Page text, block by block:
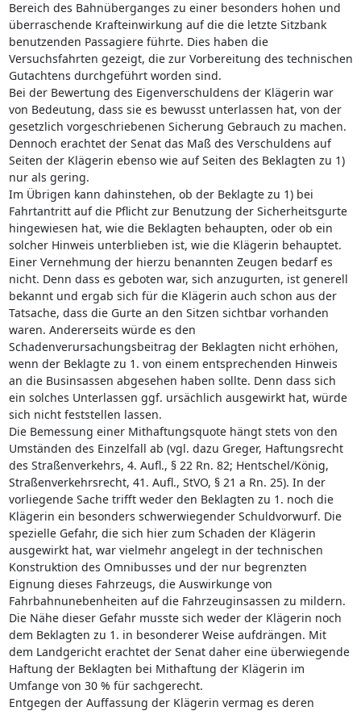
Bereich des Bahnüberganges zu einer besonders hohen und
überraschende Krafteinwirkung auf die die letzte Sitzbank
benutzenden Passagiere führte. Dies haben die
Versuchsfahrten gezeigt, die zur Vorbereitung des technischen
Gutachtens durchgeführt worden sind.
Bei der Bewertung des Eigenverschuldens der Klägerin war
von Bedeutung, dass sie es bewusst unterlassen hat, von der
gesetzlich vorgeschriebenen Sicherung Gebrauch zu machen.
Dennoch erachtet der Senat das Maß des Verschuldens auf
Seiten der Klägerin ebenso wie auf Seiten des Beklagten zu 1)
nur als gering.
Im Übrigen kann dahinstehen, ob der Beklagte zu 1) bei
Fahrtantritt auf die Pflicht zur Benutzung der Sicherheitsgurte
hingewiesen hat, wie die Beklagten behaupten, oder ob ein
solcher Hinweis unterblieben ist, wie die Klägerin behauptet.
Einer Vernehmung der hierzu benannten Zeugen bedarf es
nicht. Denn dass es geboten war, sich anzugurten, ist generell
bekannt und ergab sich für die Klägerin auch schon aus der
Tatsache, dass die Gurte an den Sitzen sichtbar vorhanden
waren. Andererseits würde es den
Schadenverursachungsbeitrag der Beklagten nicht erhöhen,
wenn der Beklagte zu 1. von einem entsprechenden Hinweis
an die Businsassen abgesehen haben sollte. Denn dass sich
ein solches Unterlassen ggf. ursächlich ausgewirkt hat, würde
sich nicht feststellen lassen.
Die Bemessung einer Mithaftungsquote hängt stets von den
Umständen des Einzelfall ab (vgl. dazu Greger, Haftungsrecht
des Straßenverkehrs, 4. Aufl., § 22 Rn. 82; Hentschel/König,
Straßenverkehrsrecht, 41. Aufl., StVO, § 21 a Rn. 25). In der
vorliegende Sache trifft weder den Beklagten zu 1. noch die
Klägerin ein besonders schwerwiegender Schuldvorwurf. Die
spezielle Gefahr, die sich hier zum Schaden der Klägerin
ausgewirkt hat, war vielmehr angelegt in der technischen
Konstruktion des Omnibusses und der nur begrenzten
Eignung dieses Fahrzeugs, die Auswirkunge von
Fahrbahnunebenheiten auf die Fahrzeuginsassen zu mildern.
Die Nähe dieser Gefahr musste sich weder der Klägerin noch
dem Beklagten zu 1. in besonderer Weise aufdrängen. Mit
dem Landgericht erachtet der Senat daher eine überwiegende
Haftung der Beklagten bei Mithaftung der Klägerin im
Umfange von 30 % für sachgerecht.
Entgegen der Auffassung der Klägerin vermag es deren